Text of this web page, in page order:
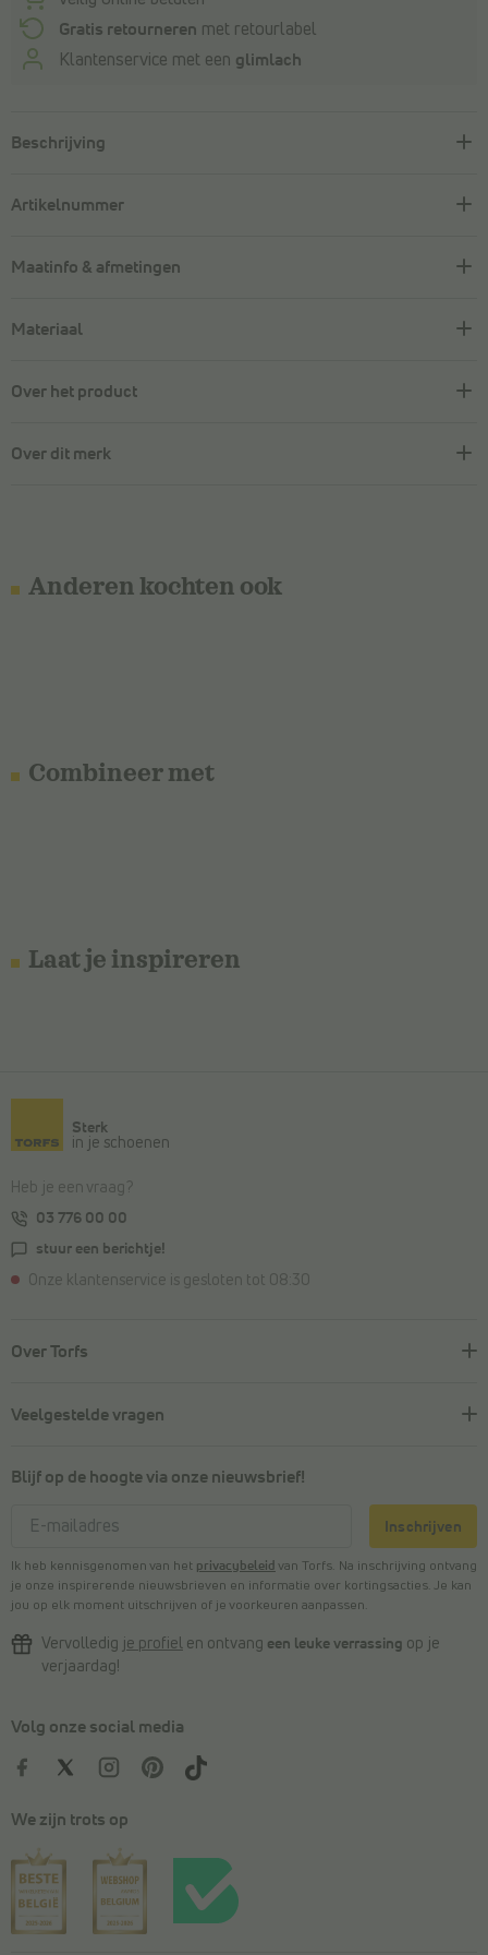
Gratis retourneren met retourlabel
Klantenservice met een glimlach
Beschrijving
Artikelnummer
Maatinfo & afmetingen
Materiaal
Over het product
Over dit merk
Anderen kochten ook
Combineer met
Laat je inspireren
Sterk
in je schoenen
Heb je een vraag?
03 776 00 00
stuur een berichtje!
Onze klantenservice is gesloten tot 08:30
Over Torfs
Veelgestelde vragen
Blijf op de hoogte via onze nieuwsbrief!
Inschrijven
Ik heb kennisgenomen van het privacybeleid van Torfs. Na inschrijving ontvang
je onze inspirerende nieuwsbrieven en informatie over kortingsacties. Je kan
jou op elk moment uitschrijven of je voorkeuren aanpassen.
Vervolledig je profiel en ontvang een leuke verrassing op je
verjaardag!
Volg onze social media
We zijn trots op